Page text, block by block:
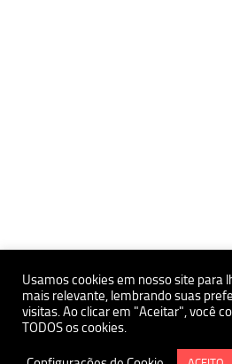
Políticas de Privacidade e Proteçãoa
Instituto de Estudos Avançados da
Usamos cookies em nosso site para
mais relevante, lembrando suas
visitas. Ao clicar em "Aceitar", você
TODOS os cookies.